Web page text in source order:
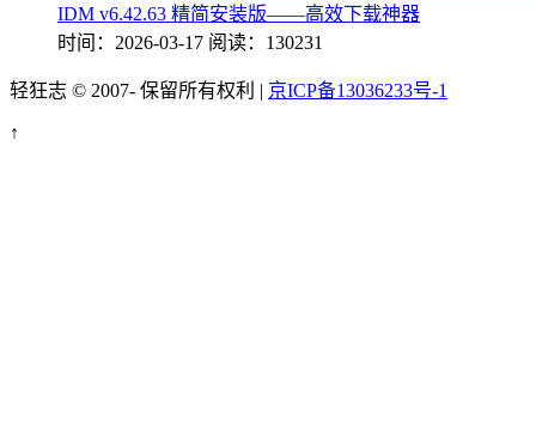
IDM v6.42.63 精简安装版——高效下载神器
时间：2026-03-17 阅读：130231
轻狂志 © 2007- 保留所有权利 | 京ICP备13036233号-1
↑